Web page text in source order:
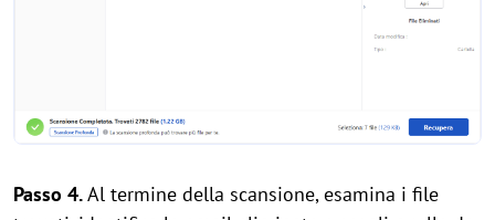
Passo 4.Al termine della scansione, esamina i file